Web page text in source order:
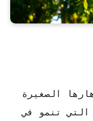
الصغيرة
التي تنمو في